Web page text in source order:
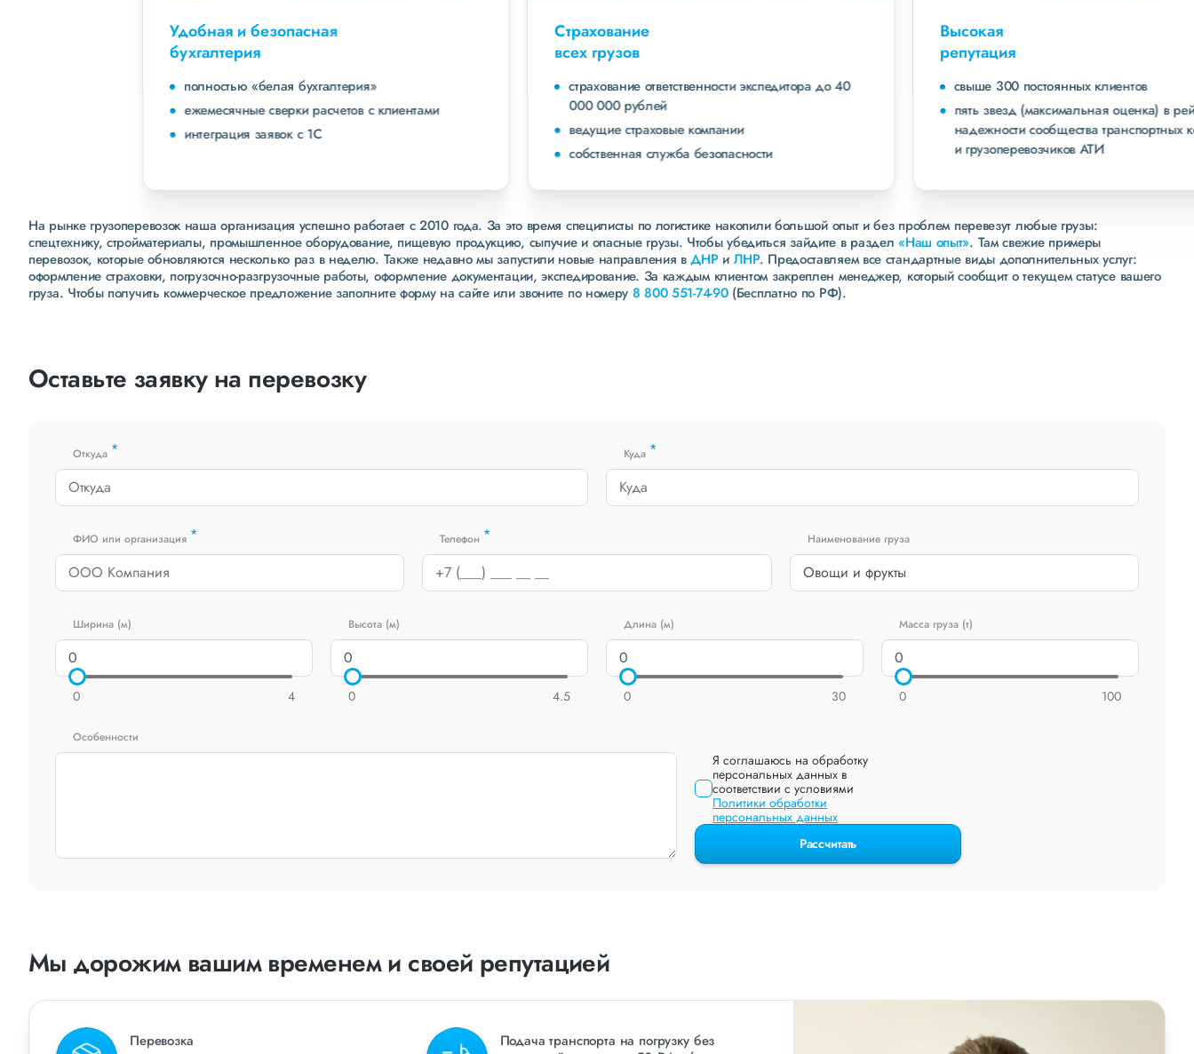
Удобная и безопасная
полностью «белая бухгалтерия»
ежемесячные сверки расчетов с клиентами
интеграция заявок с 1С
страхование ответственности экспедитора до 40
ведущие страховые компании
собственная служба безопасности
свыше 300 постоянных клиентов
пять звезд (максимальная оценка) в рейтинге
надежности сообщества транспортных компаний
и грузоперевозчиков АТИ
На рынке грузоперевозок наша организация успешно работает с 2010 года. За это время специлисты по логистике накопили большой опыт и без проблем перевезут любые грузы:
спецтехнику, стройматериалы, промышленное оборудование, пищевую продукцию, сыпучие и опасные грузы. Чтобы убедиться зайдите в раздел«Наш опыт». Там свежие примеры
перевозок, которые обновляются несколько раз в неделю. Также недавно мы запустили новые направления вДНР и ЛНР. Предоставляем все стандартные виды дополнительных услуг:
оформление страховки, погрузочно-разгрузочные работы, оформление документации, экспедирование. За каждым клиентом закреплен менеджер, который сообщит о текущем статусе вашего
груза. Чтобы получить коммерческое предложение заполните форму на сайте или звоните по номеру 8 800 551-74-90(Бесплатно по РФ).
Оставьте заявку на перевозку
Откуда * Куда *
ФИО или организация * Телефон * Наименование груза
Ширина (м)
0 4
Высота (м)
0 4.5
Длина (м)
0 30
Масса груза (т)
0 100
Особенности
Я соглашаюсь на обработку
персональных данных в
соответствии с условиями
Политики обработки
персональных данных
Рассчитать
Мы дорожим вашим временем и своей репутацией
Перевозка
Подача транспорта на погрузку без